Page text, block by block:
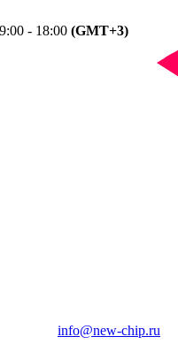
9:00 - 18:00 (GMT+3)
info@new-chip.ru